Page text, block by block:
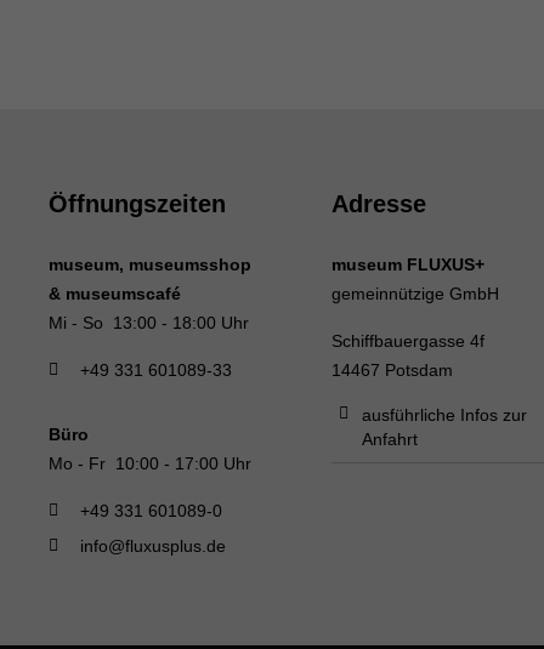
Öffnungszeiten
museum, museumsshop
& museumscafé
Mi - So 13:00 - 18:00 Uhr
+49 331 601089-33
Büro
Mo - Fr 10:00 - 17:00 Uhr
+49 331 601089-0
info@fluxusplus.de
Adresse
museum FLUXUS+
gemeinnützige GmbH
Schiffbauergasse 4f
14467 Potsdam
ausführliche Infos zur
Anfahrt